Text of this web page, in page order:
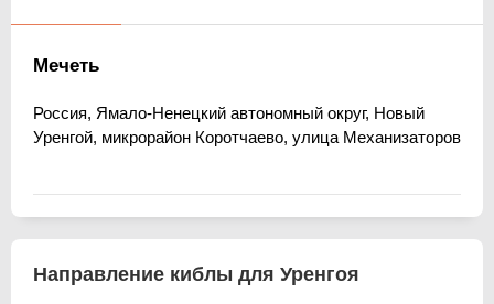
Мечеть
Россия, Ямало-Ненецкий автономный округ, Новый
Уренгой, микрорайон Коротчаево, улица Механизаторов
Направление киблы для Уренгоя